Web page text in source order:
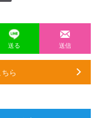
送る 送信
ら